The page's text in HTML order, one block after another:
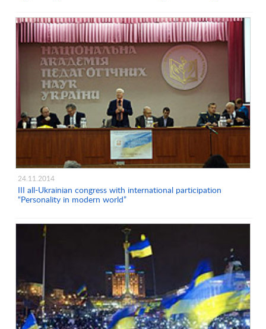
24.11.2014
ІІІ all-Ukrainian congress with international participation
“Personality in modern world”